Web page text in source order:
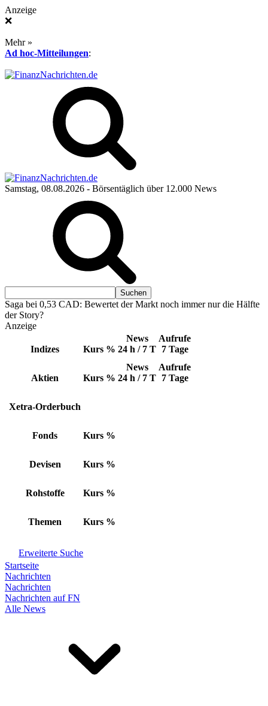
Anzeige
❌
Mehr »
Ad hoc-Mitteilungen:
Samstag, 08.08.2026 - Börsentäglich über 12.000 News
Saga bei 0,53 CAD: Bewertet der Markt noch immer nur die Hälfte
der Story?
Anzeige
Indizes Kurs %
News
24 h / 7 T
Aufrufe
7 Tage
Aktien Kurs %
News
24 h / 7 T
Aufrufe
7 Tage
Xetra-Orderbuch
Fonds Kurs %
Devisen Kurs %
Rohstoffe Kurs %
Themen Kurs %
Erweiterte Suche
Startseite
Nachrichten
Nachrichten
Nachrichten auf FN
Alle News